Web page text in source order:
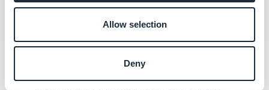
Allow selection
Deny
MCP
Erstellen Sie mehrstufige No-Code-Workflows
Agentenbereite Apps: Warum Ihre App
KI-bedienbar sein muss